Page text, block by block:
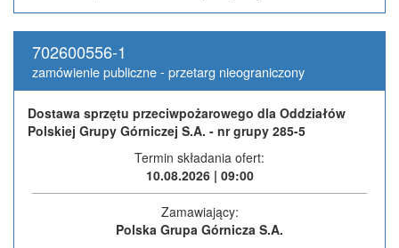
702600556-1
zamówienie publiczne - przetarg nieograniczony
Dostawa sprzętu przeciwpożarowego dla Oddziałów
Polskiej Grupy Górniczej S.A. - nr grupy 285-5
Termin składania ofert:
10.08.2026 | 09:00
Zamawiający:
Polska Grupa Górnicza S.A.